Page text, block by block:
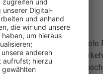
EM. Die wollen viele
den Urlaub geht. Als
besonders viele